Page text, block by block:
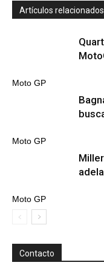
Artículos relacionados
Moto GP
Moto GP
Moto GP
Contacto